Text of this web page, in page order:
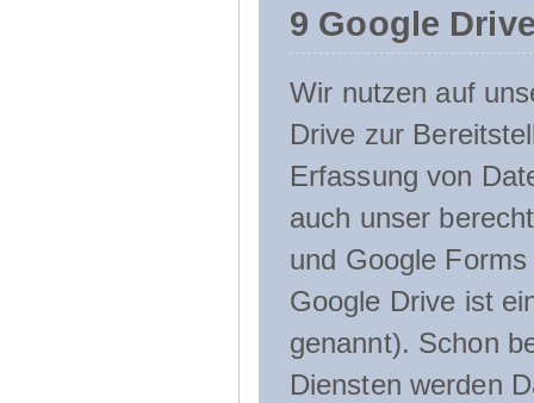
9 Google
Wir nutzen auf
Drive zur
Erfassung von
auch unser
und Google
Google Drive ist
genannt). Schon
Diensten werden